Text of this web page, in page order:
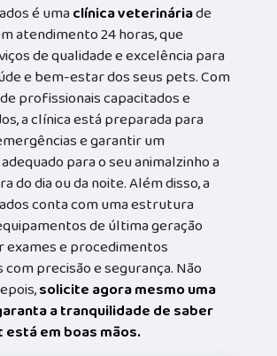
é umaclínica veterináriade
atendimento 24 horas, que
de qualidade e excelência para
e bem-estar dos seus pets. Com
profissionais capacitados e
a clínica está preparada para
e garantir um
para o seu animalzinho a
do dia ou da noite. Além disso, a
conta com uma estrutura
de última geração
exames e procedimentos
precisão e segurança. Não
solicite agora mesmo uma
a tranquilidade de saber
está em boas mãos.